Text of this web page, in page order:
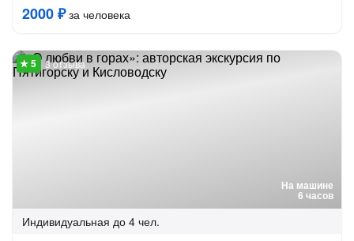
2000 ₽за человека
На машине
6 часов
3 отзыва
Индивидуальная до 4 чел.